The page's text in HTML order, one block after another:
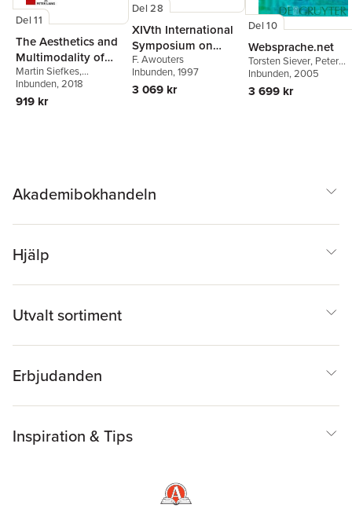
Del 11
The Aesthetics and
Multimodality of
Style
Martin Siefkes,
Emanuele Arielli
Schlobinski
Inbunden, 2018
919 kr
Del 28
XIVth International
Symposium on
Medicinal Chemistry
F. Awouters
Inbunden, 1997
3 069 kr
Del 10
Websprache.net
Torsten Siever, Peter
Schlobinski,Jens
Runkehl
Inbunden, 2005
3 699 kr
Akademibokhandeln
Hjälp
Utvalt sortiment
Erbjudanden
Inspiration & Tips